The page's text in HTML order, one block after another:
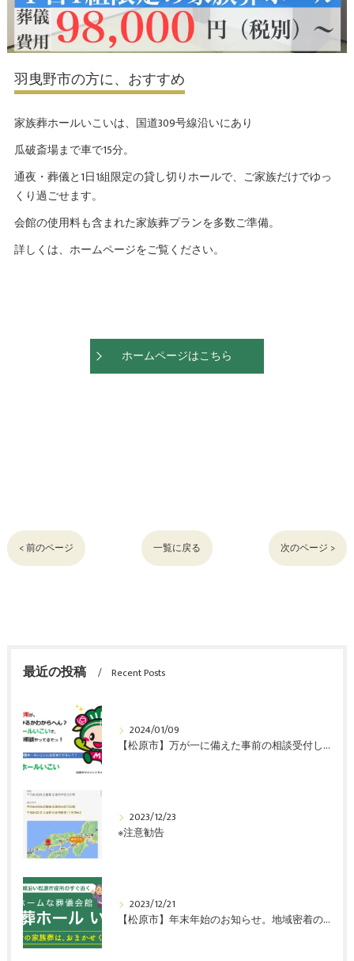
羽曳野市の方に、おすすめ
家族葬ホールいこいは、国道309号線沿いにあり
瓜破斎場まで車で15分。
通夜・葬儀と1日1組限定の貸し切りホールで、ご家族だけでゆっ
くり過ごせます。
会館の使用料も含まれた家族葬プランを多数ご準備。
詳しくは、ホームページをご覧ください。
ホームページはこちら
< 前のページ 一覧に戻る 次のページ >
最近の投稿 Recent Posts
2024/01/09
【松原市】万が一に備えた事前の相談受付しています。
2023/12/23
※注意勧告
2023/12/21
【松原市】年末年始のお知らせ。地域密着の葬儀式場「家族葬ホールいこい」